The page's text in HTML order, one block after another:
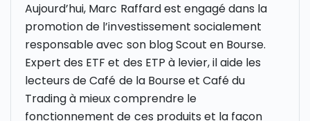
Aujourd’hui, Marc Raffard est engagé dans la
promotion de l’investissement socialement
responsable avec son blog Scout en Bourse.
Expert des ETF et des ETP à levier, il aide les
lecteurs de Café de la Bourse et Café du
Trading à mieux comprendre le
fonctionnement de ces produits et la façon